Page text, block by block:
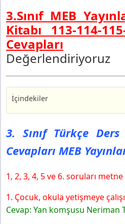
3.Sınıf MEB
Kitabı 113-114-
Cevapları
Değerlendiriyoruz
İçindekiler
3. Sınıf Türkçe Ders Kitabı
Yayınları
3. Sınıf Türkçe Ders Kitabı
Yayınları
Yayınları
Yayınları
3. Sınıf Türkçe Ders Kitabı
3. Sınıf Türkçe
Cevapları MEB
1, 2, 3, 4, 5 ve 6. soruları metne
1. Çocuk, okula yetişmeye
Cevap: Yan komşusu Neriman